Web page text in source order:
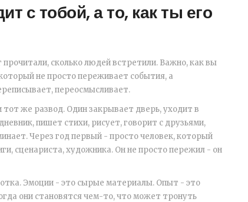
с тобой, а то, как ты его
сколько людей встретили. Важно, как вы
не просто переживает события, а
переосмысливает.
же развод. Один закрывает дверь, уходит в
пишет стихи, рисует, говорит с друзьями,
Через год первый - просто человек, который
сценариста, художника. Он не просто пережил - он
Эмоции - это сырые материалы. Опыт - это
они становятся чем-то, что может тронуть